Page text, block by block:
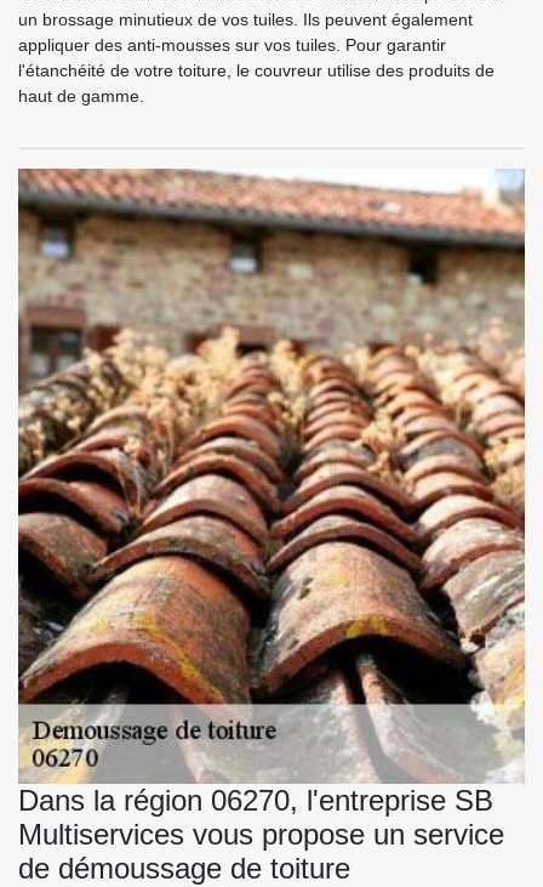
un brossage minutieux de vos tuiles. Ils peuvent également
appliquer des anti-mousses sur vos tuiles. Pour garantir
l'étanchéité de votre toiture, le couvreur utilise des produits de
haut de gamme.
Dans la région 06270, l'entreprise SB
Multiservices vous propose un service
de démoussage de toiture